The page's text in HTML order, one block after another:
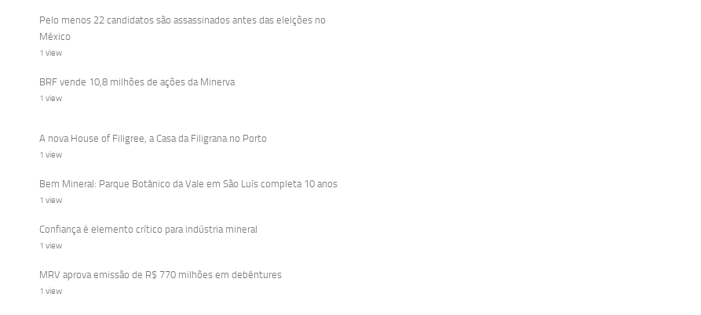
Pelo menos 22 candidatos são assassinados antes das eleições no
México
1 view
BRF vende 10,8 milhões de ações da Minerva
1 view
A nova House of Filigree, a Casa da Filigrana no Porto
1 view
Bem Mineral: Parque Botânico da Vale em São Luís completa 10 anos
1 view
Confiança é elemento crítico para indústria mineral
1 view
MRV aprova emissão de R$ 770 milhões em debêntures
1 view